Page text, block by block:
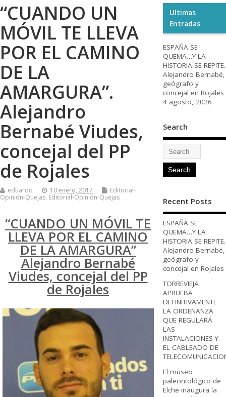
“CUANDO UN
MÓVIL TE LLEVA
POR EL CAMINO
DE LA
AMARGURA”.
Alejandro
Bernabé Viudes,
concejal del PP
de Rojales
eduardo 10 enero, 2017
Editorial-
Opinión-Quejas, Editorial-Opinión-Quejas
“CUANDO UN MÓVIL TE
LLEVA POR EL CAMINO
DE LA AMARGURA”
Alejandro Bernabé
Viudes, concejal del PP
de Rojales
Ultimas
Entradas
ESPAÑA SE
QUEMA…Y LA
HISTORIA SE REPITE.
Alejandro Bernabé,
geógrafo y
concejal en Rojales
4 agosto, 2026
Search
Recent Posts
ESPAÑA SE
QUEMA…Y LA
HISTORIA SE REPITE.
Alejandro Bernabé,
geógrafo y
concejal en Rojales
TORREVIEJA
APRUEBA
DEFINITIVAMENTE
LA ORDENANZA
QUE REGULARÁ
LAS
INSTALACIONES Y
EL CABLEADO DE
El museo
paleontológico de
Elche inaugura la